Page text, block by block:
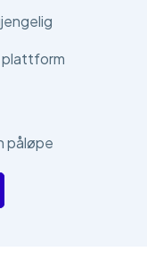
plattform
påløpe